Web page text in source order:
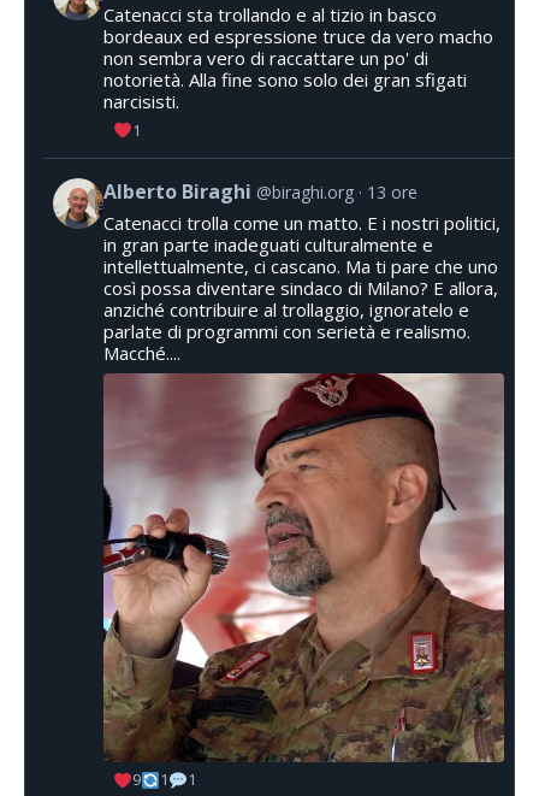
Catenacci sta trollando e al tizio in basco
bordeaux ed espressione truce da vero macho
non sembra vero di raccattare un po' di
notorietà. Alla fine sono solo dei gran sfigati
narcisisti.
1
Alberto Biraghi @biraghi.org 13 ore
Catenacci trolla come un matto. E i nostri politici,
in gran parte inadeguati culturalmente e
intellettualmente, ci cascano. Ma ti pare che uno
così possa diventare sindaco di Milano? E allora,
anziché contribuire al trollaggio, ignoratelo e
parlate di programmi con serietà e realismo.
Macché....
9 1 1